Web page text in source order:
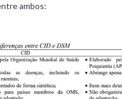
ambos: